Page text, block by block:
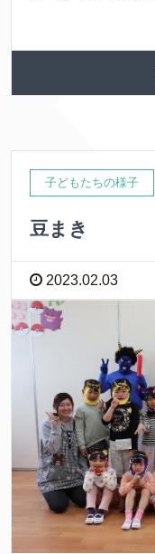
子どもたちの様子
豆まき
2023.02.03